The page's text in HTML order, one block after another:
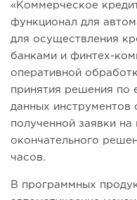
«Коммерческое
функционал для
для осуществления
банками и финтех-
оперативной
принятия решения по
данных инструментов
полученной заявки на
окончательного
часов.
В программных